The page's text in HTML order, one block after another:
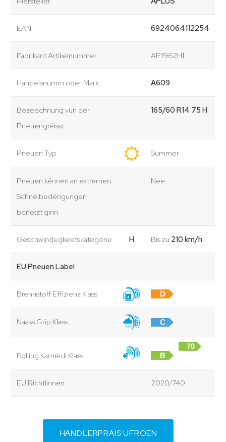
EAN 6924064112254
Fabrikant Artikelnummer AP1962H1
Handelsnumm oder Mark A609
Bezeechnung vun der
Pneuengréisst
165/60 R14 75 H
Pneuen Typ Summer
Pneuen kënnen an extremen
Schnéibedéngungen
benotzt ginn
Nee
Geschwindegkeetskategorie H Bis zu 210 km/h
EU Pneuen Label
Brennstoff Effizienz Klass D
Naass Grip Klass C
Rolling Kaméidi Klass B
70
EU Richtlinnen 2020/740
HÄNDLERPRÄIS UFROEN